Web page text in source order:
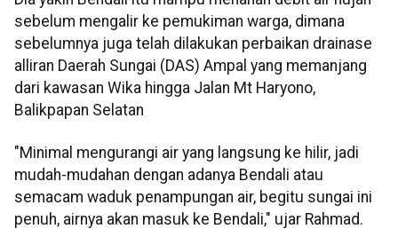
sebelum mengalir ke pemukiman warga, dimana
sebelumnya juga telah dilakukan perbaikan drainase
alliran Daerah Sungai (DAS) Ampal yang memanjang
dari kawasan Wika hingga Jalan Mt Haryono,
Balikpapan Selatan
"Minimal mengurangi air yang langsung ke hilir, jadi
mudah-mudahan dengan adanya Bendali atau
semacam waduk penampungan air, begitu sungai ini
penuh, airnya akan masuk ke Bendali," ujar Rahmad.